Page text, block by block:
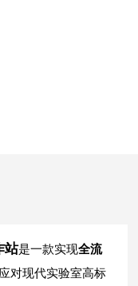
站是一款实现全流
对现代实验室高标